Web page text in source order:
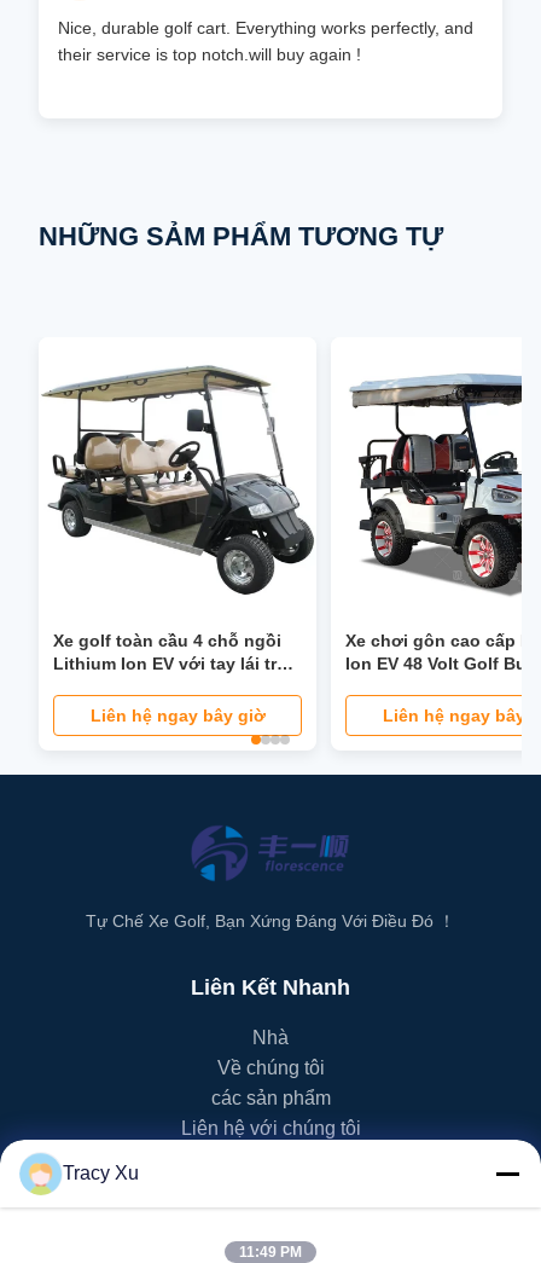
Nice, durable golf cart. Everything works perfectly, and
their service is top notch.will buy again !
NHỮNG SẢM PHẨM TƯƠNG TỰ
Xe golf toàn cầu 4 chỗ ngồi
Lithium Ion EV với tay lái trợ
gập lại Đèn pha LCD Màn
hình LED
Liên hệ ngay bây giờ
Xe chơi gôn cao cấp
Ion EV 48 Volt Golf
Liên hệ ngay bây
Tự Chế Xe Golf, Bạn Xứng Đáng Với Điều Đó ！
Liên Kết Nhanh
Nhà
Về chúng tôi
các sản phẩm
Liên hệ với chúng tôi
Xe Golf EV
Tracy Xu
11:49 PM